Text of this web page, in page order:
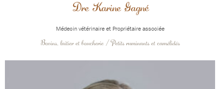
Dre Karine Gagné
Médecin vétérinaire et Propriétaire associée
Bovins, laitier et boucherie / Petits ruminants et camélidés